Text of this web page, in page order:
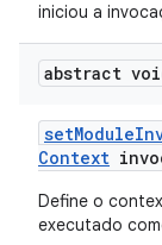
iniciou a
abstract
setModule
Context
Define o
executado